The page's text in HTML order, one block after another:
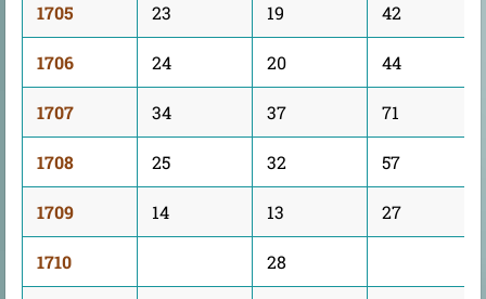
1705 23 19 42
1706 24 20 44
1707 34 37 71
1708 25 32 57
1709 14 13 27
1710 28